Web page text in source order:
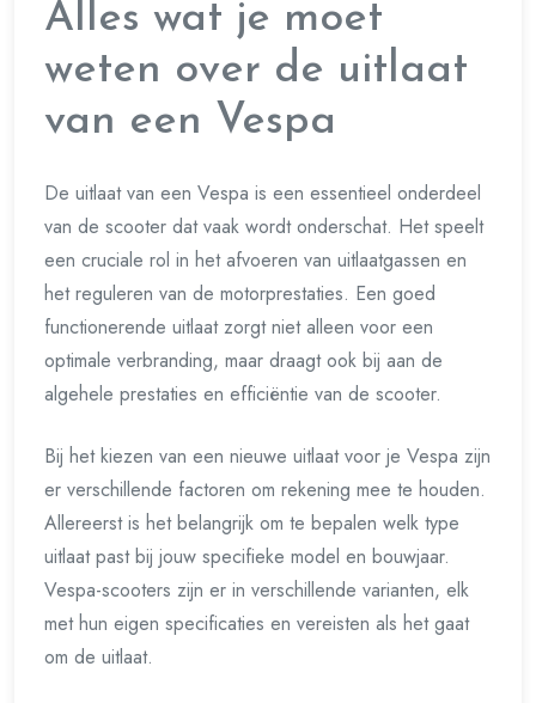
Alles wat je moet
weten over de uitlaat
van een Vespa
De uitlaat van een Vespa is een essentieel onderdeel
van de scooter dat vaak wordt onderschat. Het speelt
een cruciale rol in het afvoeren van uitlaatgassen en
het reguleren van de motorprestaties. Een goed
functionerende uitlaat zorgt niet alleen voor een
optimale verbranding, maar draagt ook bij aan de
algehele prestaties en efficiëntie van de scooter.
Bij het kiezen van een nieuwe uitlaat voor je Vespa zijn
er verschillende factoren om rekening mee te houden.
Allereerst is het belangrijk om te bepalen welk type
uitlaat past bij jouw specifieke model en bouwjaar.
Vespa-scooters zijn er in verschillende varianten, elk
met hun eigen specificaties en vereisten als het gaat
om de uitlaat.